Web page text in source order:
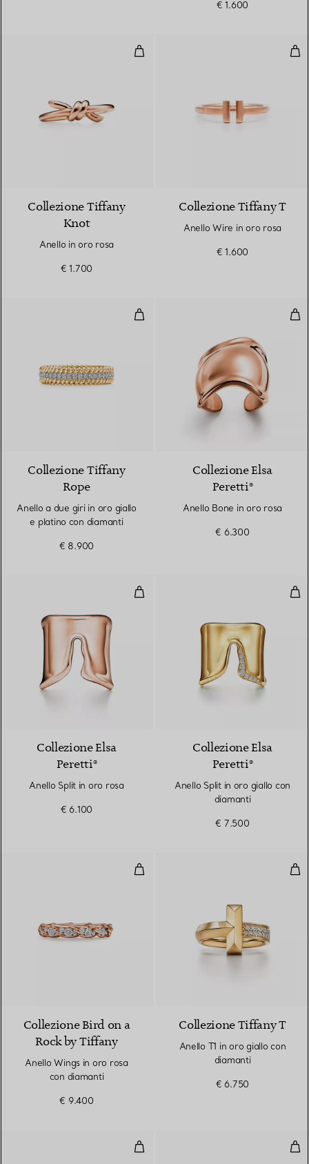
€ 1.600
Anello in oro rosa
Collezione Tiffany
Knot
Anello in oro rosa
€ 1.700
Collezione Tiffany T
Anello Wire in oro rosa
€ 1.600
Anello a due giri in oro giallo e
Collezione Tiffany
Rope
Anello a due giri in oro giallo
e platino con diamanti
€ 8.900
Collezione Elsa
Peretti®
Anello Bone in oro rosa
€ 6.300
Anello Split in oro rosa
Collezione Elsa
Peretti®
Anello Split in oro rosa
€ 6.100
Collezione Elsa
Peretti®
Anello Split in oro giallo con
diamanti
€ 7.500
Anello Wings in oro rosa con
Collezione Bird on a
Rock by Tiffany
Anello Wings in oro rosa
con diamanti
€ 9.400
Collezione Tiffany T
Anello T1 in oro giallo con
diamanti
€ 6.750
Anello a maglie piccole in oro